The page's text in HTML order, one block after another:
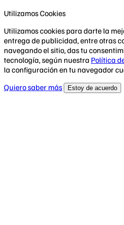
Utilizamos Cookies
Utilizamos cookies para darte la
entrega de publicidad, entre otras
navegando el sitio, das tu
tecnología, según nuestra Política
la configuración en tu navegador
Quiero saber más
Estoy de acuerdo